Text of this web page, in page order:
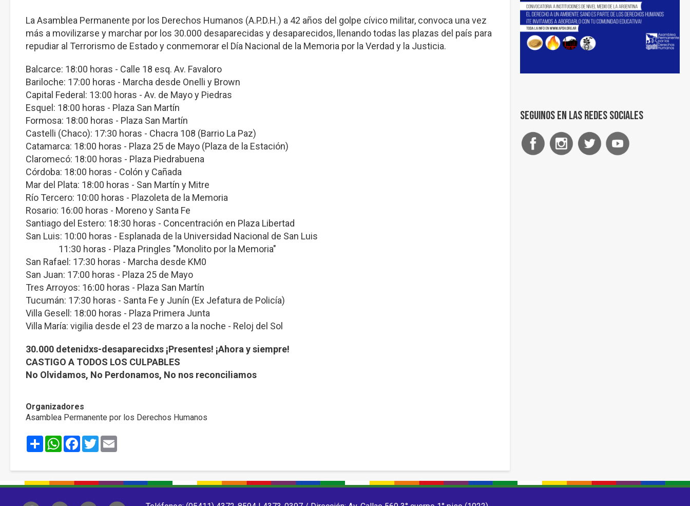
La Asamblea Permanente por los Derechos Humanos (A.P.D.H.) a 42 años del golpe cívico militar, convoca una vez
más a movilizarse y marchar por los 30.000 desaparecidas y desaparecidos, llenando todas las plazas del país para
repudiar al Terrorismo de Estado y conmemorar el Día Nacional de la Memoria por la Verdad y la Justicia.
Balcarce: 18:00 horas - Calle 18 esq. Av. Favaloro
Bariloche: 17:00 horas - Marcha desde Onelli y Brown
Capital Federal: 13:00 horas - Av. de Mayo y Piedras
Esquel: 18:00 horas - Plaza San Martín
Formosa: 18:00 horas - Plaza San Martín
Castelli (Chaco): 17:30 horas - Chacra 108 (Barrio La Paz)
Catamarca: 18:00 horas - Plaza 25 de Mayo (Plaza de la Estación)
Claromecó: 18:00 horas - Plaza Piedrabuena
Córdoba: 18:00 horas - Colón y Cañada
Mar del Plata: 18:00 horas - San Martín y Mitre
Río Tercero: 10:00 horas - Plazoleta de la Memoria
Rosario: 16:00 horas - Moreno y Santa Fe
Santiago del Estero: 18:30 horas - Concentración en Plaza Libertad
San Luis: 10:00 horas - Esplanada de la Universidad Nacional de San Luis
11:30 horas - Plaza Pringles "Monolito por la Memoria"
San Rafael: 17:30 horas - Marcha desde KM0
San Juan: 17:00 horas - Plaza 25 de Mayo
Tres Arroyos: 16:00 horas - Plaza San Martín
Tucumán: 17:30 horas - Santa Fe y Junín (Ex Jefatura de Policía)
Villa Gesell: 18:00 horas - Plaza Primera Junta
Villa María: vigilia desde el 23 de marzo a la noche - Reloj del Sol
30.000 detenidxs-desaparecidxs ¡Presentes! ¡Ahora y siempre!
CASTIGO A TODOS LOS CULPABLES
No Olvidamos, No Perdonamos, No nos reconciliamos
Organizadores
Asamblea Permanente por los Derechos Humanos
ShareWhatsApp
Facebook
Twitter
Seguinos en las redes sociales